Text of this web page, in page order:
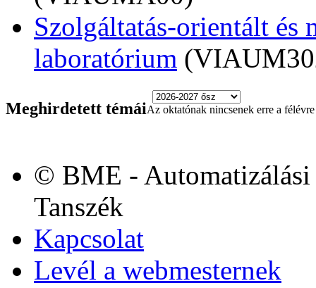
Szolgáltatás-orientált és
laboratórium
Meghirdetett témáiAz oktatónak nincsenek erre a
© BME -
Tanszék
Kapcsolat
Levél a webmesternek